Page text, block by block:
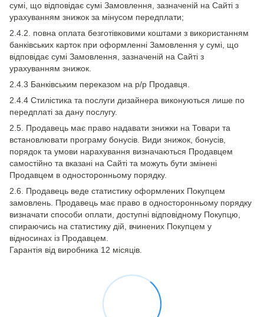
сумі, що відповідає сумі Замовлення, зазначеній на Сайті з
урахуванням знижок за мінусом передплати;
2.4.2. повна оплата безготівковими коштами з використанням
банківських карток при оформленні Замовлення у сумі, що
відповідає сумі Замовлення, зазначеній на Сайті з
урахуванням знижок.
2.4.3 Банківським переказом на р/р Продавця.
2.4.4 Стилістика та послуги дизайнера виконуються лише по
передплаті за дану послугу.
2.5. Продавець має право надавати знижки на Товари та
встановлювати програму бонусів. Види знижок, бонусів,
порядок та умови нарахування визначаються Продавцем
самостійно та вказані на Сайті та можуть бути змінені
Продавцем в односторонньому порядку.
2.6. Продавець веде статистику оформлених Покупцем
замовлень. Продавець має право в односторонньому порядку
визначати способи оплати, доступні відповідному Покупцю,
спираючись на статистику дій, вчинених Покупцем у
відносинах із Продавцем.
Гарантія від виробника 12 місяців.